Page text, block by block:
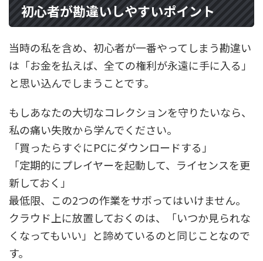
初心者が勘違いしやすいポイント
当時の私を含め、初心者が一番やってしまう勘違い
は「お金を払えば、全ての権利が永遠に手に入る」
と思い込んでしまうことです。
もしあなたの大切なコレクションを守りたいなら、
私の痛い失敗から学んでください。
「買ったらすぐにPCにダウンロードする」
「定期的にプレイヤーを起動して、ライセンスを更
新しておく」
最低限、この2つの作業をサボってはいけません。
クラウド上に放置しておくのは、「いつか見られな
くなってもいい」と諦めているのと同じことなので
す。